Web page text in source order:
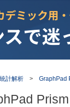
統計解析 > GraphPad